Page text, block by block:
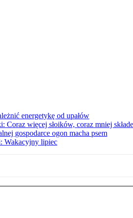
energetykę od upałów
Coraz więcej słoików, coraz mniej
gospodarce ogon macha psem
Wakacyjny lipiec